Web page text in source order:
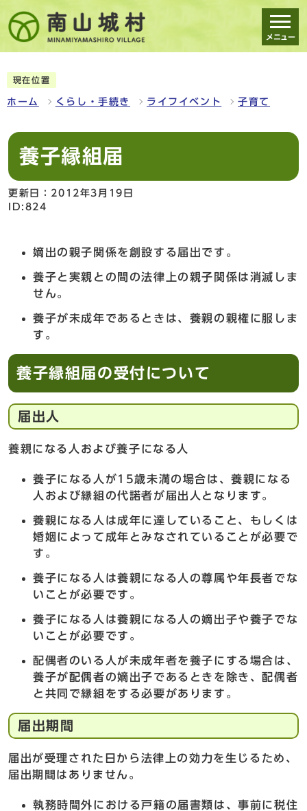
メニュー
現在位置
ホーム くらし・手続き ライフイベント 子育て
養子縁組届
更新日：2012年3月19日
ID:824
嫡出の親子関係を創設する届出です。
養子と実親との間の法律上の親子関係は消滅しま
せん。
養子が未成年であるときは、養親の親権に服しま
す。
養子縁組届の受付について
届出人
養親になる人および養子になる人
養子になる人が15歳未満の場合は、養親になる
人および縁組の代諾者が届出人となります。
養親になる人は成年に達していること、もしくは
婚姻によって成年とみなされていることが必要で
す。
養子になる人は養親になる人の尊属や年長者でな
いことが必要です。
養子になる人は養親になる人の嫡出子や養子でな
いことが必要です。
配偶者のいる人が未成年者を養子にする場合は、
養子が配偶者の嫡出子であるときを除き、配偶者
と共同で縁組をする必要があります。
届出期間
届出が受理された日から法律上の効力を生じるため、
届出期間はありません。
執務時間外における戸籍の届書類は、事前に税住